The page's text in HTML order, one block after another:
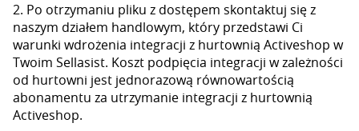
2. Po otrzymaniu pliku z dostępem skontaktuj się z
naszym działem handlowym, który przedstawi Ci
warunki wdrożenia integracji z hurtownią Activeshop w
Twoim Sellasist. Koszt podpięcia integracji w zależności
od hurtowni jest jednorazową równowartością
abonamentu za utrzymanie integracji z hurtownią
Activeshop.